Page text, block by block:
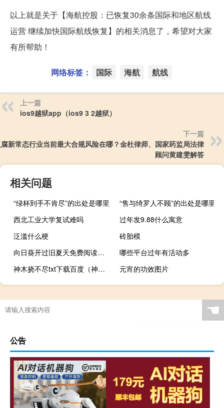
以上就是关于【海航控股：已恢复30余条国际和地区航线
运营 继续加快国际航线恢复】的相关消息了，希望对大家
有所帮助！
网络标签： 国际 海航 航线
上一篇
ios9越狱app（ios9 3 2越狱）
下一篇
新常态行业当前最大合规风险在哪？金杜律师、国家药监局法律
顾问黄建雯解答
相关问题
“绿杯到手不肯尽”的出处是哪里
“售与绮罗人不顾”的出处是哪里
西北工业大学复试难吗
过年发9.88什么寓意
泛滥什么梗
砖胎模
向日葵开过旧夏天免费阅读（向日葵开过旧夏天）
哪些平台过年有活动多
神木挠不尽txt下载百度（神木挠不尽txt下载）
元宵的功效图片
☚
公告